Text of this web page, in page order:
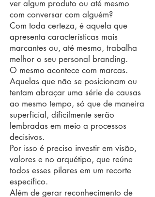
ver algum produto ou até mesmo
com conversar com alguém?
Com toda certeza, é aquela que
apresenta características mais
marcantes ou, até mesmo, trabalha
melhor o seu personal branding.
O mesmo acontece com marcas.
Aquelas que não se posicionam ou
tentam abraçar uma série de causas
ao mesmo tempo, só que de maneira
superficial, dificilmente serão
lembradas em meio a processos
decisivos.
Por isso é preciso investir em visão,
valores e no arquétipo, que reúne
todos esses pilares em um recorte
específico.
Além de gerar reconhecimento de